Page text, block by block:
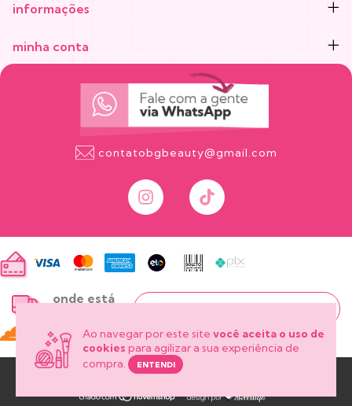
Ao navegar por este site você aceita o uso de
cookies para agilizar a sua experiência de
compra.
ENTENDI
informações
minha conta
contatobgbeauty@gmail.com
onde está